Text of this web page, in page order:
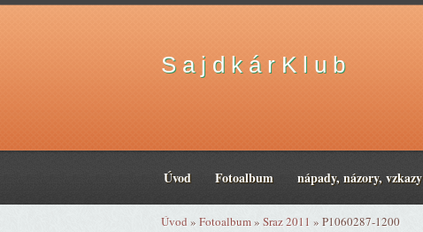
S a j d k á r K l u b
Úvod Fotoalbum nápady, názory, vzkazy
Úvod » Fotoalbum» Sraz 2011 » P1060287-1200